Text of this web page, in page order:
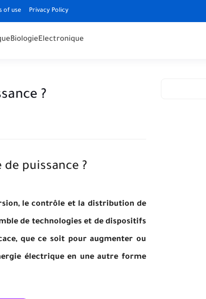
of use Privacy Policy
BiologieElectronique
?
puissance ?
le contrôle et la distribution de
de technologies et de dispositifs
que ce soit pour augmenter ou
électrique en une autre forme